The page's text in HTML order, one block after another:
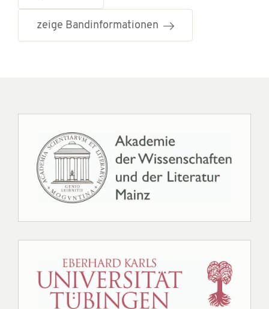
zeige Bandinformationen